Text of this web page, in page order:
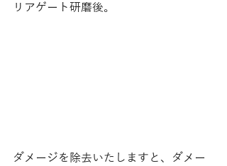
リアゲート研磨後。
ダメージを除去いたしますと、ダメー